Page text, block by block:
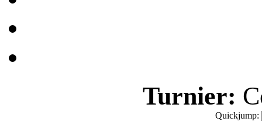
Turnier:
Quickjump: